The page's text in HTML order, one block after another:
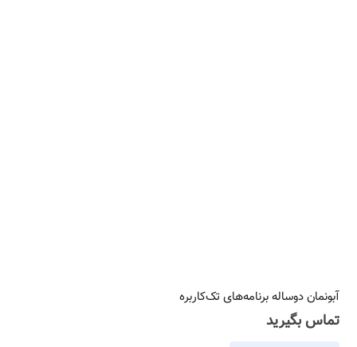
آبونمان دوساله برنامه‌های تک‌کاربره
تماس بگیرید